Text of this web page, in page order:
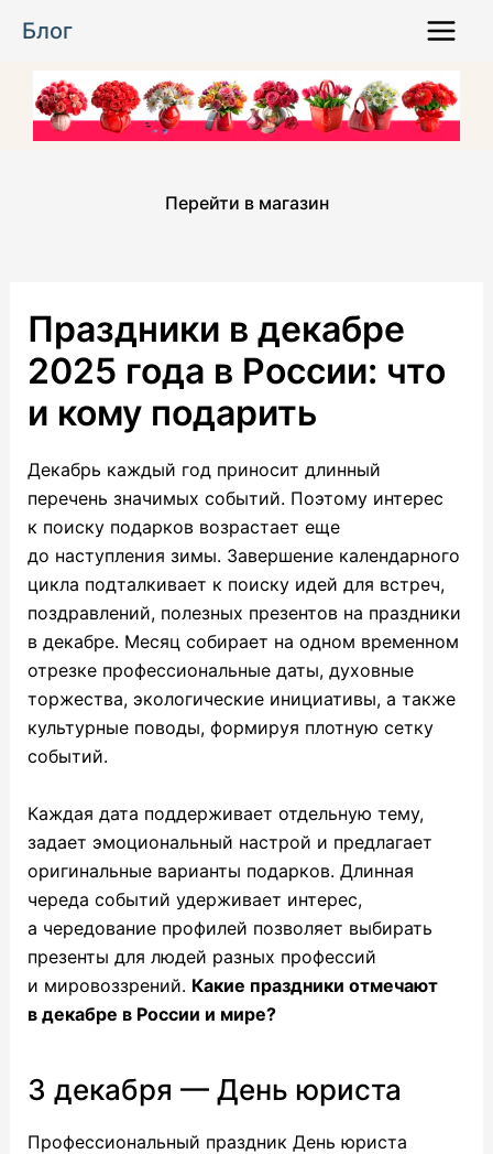
Блог
Menu
Перейти в магазин
Праздники в декабре
2025 года в России: что
и кому подарить
Декабрь каждый год приносит длинный
перечень значимых событий. Поэтому интерес
к поиску подарков возрастает еще
до наступления зимы. Завершение календарного
цикла подталкивает к поиску идей для встреч,
поздравлений, полезных презентов на праздники
в декабре. Месяц собирает на одном временном
отрезке профессиональные даты, духовные
торжества, экологические инициативы, а также
культурные поводы, формируя плотную сетку
событий.
Каждая дата поддерживает отдельную тему,
задает эмоциональный настрой и предлагает
оригинальные варианты подарков. Длинная
череда событий удерживает интерес,
а чередование профилей позволяет выбирать
презенты для людей разных профессий
и мировоззрений. Какие праздники отмечают
в декабре в России и мире?
3 декабря — День юриста
Профессиональный праздник День юриста